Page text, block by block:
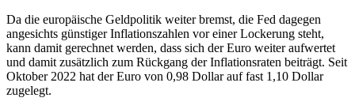
Da die europäische Geldpolitik weiter bremst, die Fed dagegen
angesichts günstiger Inflationszahlen vor einer Lockerung steht,
kann damit gerechnet werden, dass sich der Euro weiter aufwertet
und damit zusätzlich zum Rückgang der Inflationsraten beiträgt. Seit
Oktober 2022 hat der Euro von 0,98 Dollar auf fast 1,10 Dollar
zugelegt.